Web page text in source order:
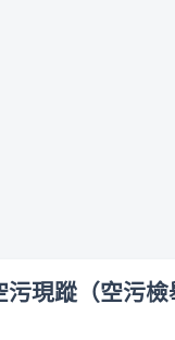
現蹤（空污檢